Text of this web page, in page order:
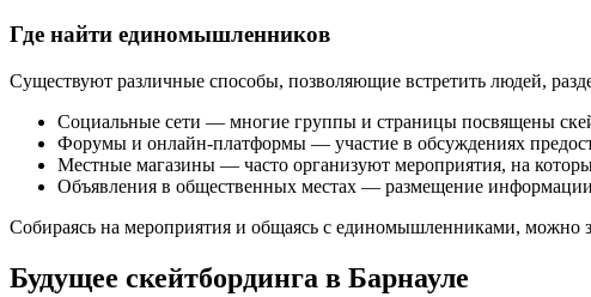
Где найти единомышленников
Существуют различные способы, позволяющие встретить людей,
Социальные сети — многие группы и страницы посвящены
Форумы и онлайн-платформы — участие в обсуждениях
Местные магазины — часто организуют мероприятия, на
Объявления в общественных местах — размещение
Собираясь на мероприятия и общаясь с единомышленниками, можно
Будущее скейтбординга в Барнауле